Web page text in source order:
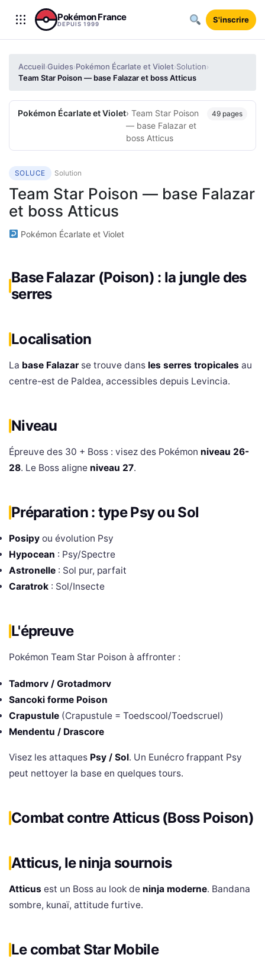
Aller au contenu
Pokémon France
DEPUIS 1999 S'inscrire
Accueil›Guides›Pokémon Écarlate et Violet›Solution›
Team Star Poison — base Falazar et boss Atticus
Pokémon Écarlate et Violet› Team Star Poison
— base Falazar et
boss Atticus
49 pages
SOLUCE Solution
Team Star Poison — base Falazar
et boss Atticus
Pokémon Écarlate et Violet
Base Falazar (Poison) : la jungle des
serres
Localisation
La base Falazar se trouve dans les serres tropicales au
centre-est de Paldea, accessibles depuis Levincia.
Niveau
Épreuve des 30 + Boss : visez des Pokémon niveau 26-
28. Le Boss aligne niveau 27.
Préparation : type Psy ou Sol
Posipy ou évolution Psy
Hypocean : Psy/Spectre
Astronelle : Sol pur, parfait
Caratrok : Sol/Insecte
L'épreuve
Pokémon Team Star Poison à affronter :
Tadmorv / Grotadmorv
Sancoki forme Poison
Crapustule (Crapustule = Toedscool/Toedscruel)
Mendentu / Drascore
Visez les attaques Psy / Sol. Un Eunécro frappant Psy
peut nettoyer la base en quelques tours.
Combat contre Atticus (Boss Poison)
Atticus, le ninja sournois
Atticus est un Boss au look de ninja moderne. Bandana
sombre, kunaï, attitude furtive.
Le combat Star Mobile